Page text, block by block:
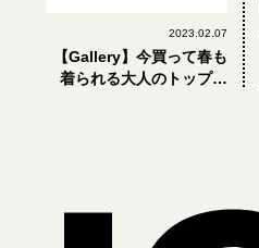
2023.02.07
【Gallery】今買って春も
着られる大人のトップス